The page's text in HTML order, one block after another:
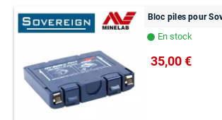
Bloc piles pour
lens En stock
35,00 €